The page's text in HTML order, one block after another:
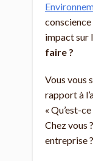
impact sur
faire ?
Vous vous
rapport à
« Qu’est-
Chez vous
entreprise ?